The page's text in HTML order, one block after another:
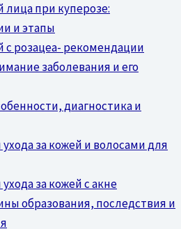
лица при куперозе:
и этапы
с розацеа- рекомендации
заболевания и его
диагностика и
за кожей и волосами для
за кожей с акне
образования, последствия и